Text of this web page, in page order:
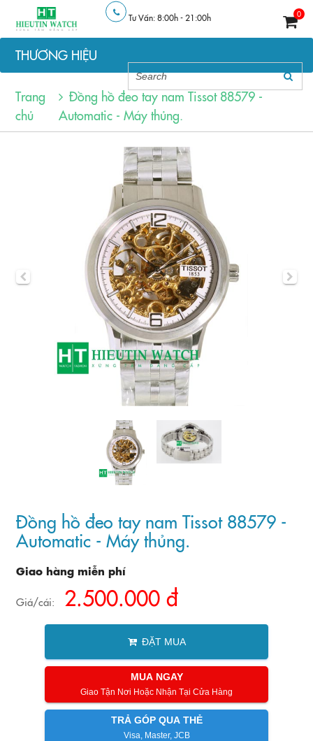
Tư Vấn: 8:00h - 21:00h 0
THƯƠNG HIỆU
Trang
chủ
Đồng hồ đeo tay nam Tissot 88579 -
Automatic - Máy thủng.
Đồng hồ đeo tay nam Tissot 88579 -
Automatic - Máy thủng.
Giao hàng miễn phí
Giá/cái: 2.500.000 đ
ĐẶT MUA
MUA NGAY
Giao Tận Nơi Hoặc Nhận Tại Cửa Hàng
TRẢ GÓP QUA THẺ
Visa, Master, JCB